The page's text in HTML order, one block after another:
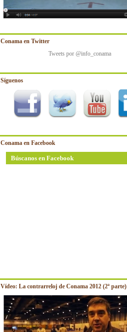
Conama en Twitter
Tweets por @info_conama
Síguenos
Conama en Facebook
Búscanos en Facebook
Vídeo: La contrarreloj de Conama 2012 (2ª parte)